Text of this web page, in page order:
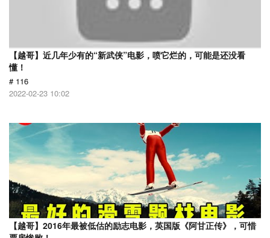
【越哥】近几年少有的“新武侠”电影，喷它烂的，可能是还没看
懂！
# 116
2022-02-23 10:02
【越哥】2016年最被低估的励志电影，英国版《阿甘正传》，可惜